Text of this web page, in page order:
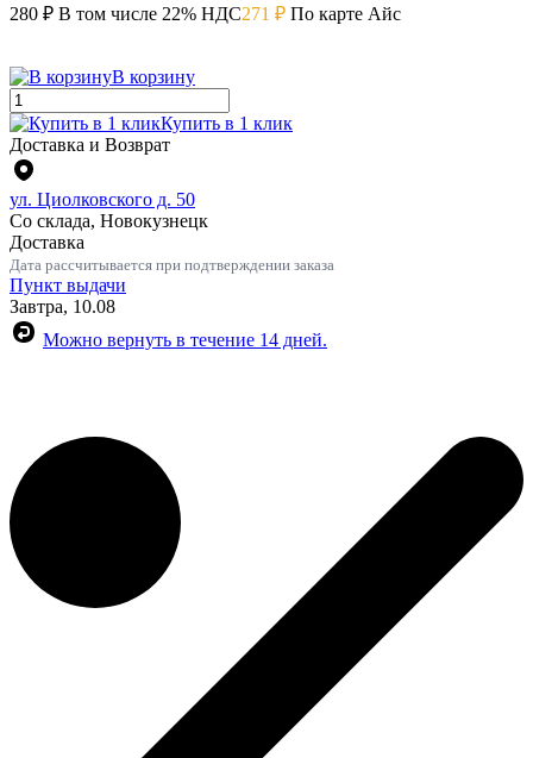
280 ₽ В том числе 22% НДС271 ₽ По карте Айс
В корзину
Купить в 1 клик
Доставка и Возврат
ул. Циолковского д. 50
Со склада, Новокузнецк
Доставка
Дата рассчитывается при подтверждении заказа
Пункт выдачи
Завтра, 10.08
Можно вернуть в течение 14 дней.